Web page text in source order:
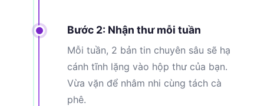
Bước 2: Nhận thư mỗi tuần
Mỗi tuần, 2 bản tin chuyên sâu sẽ hạ
cánh tĩnh lặng vào hộp thư của bạn.
Vừa vặn để nhâm nhi cùng tách cà
phê.